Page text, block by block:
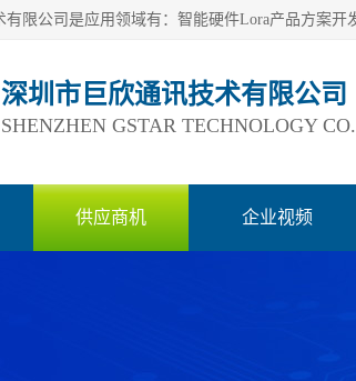
深圳市巨欣通讯技术有限公司
SHENZHEN GSTAR TECHNOLOGY
供应商机 企业视频